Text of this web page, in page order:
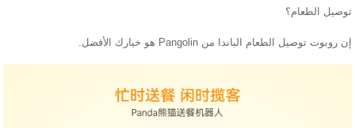
توصيل الطعام؟
إن روبوت توصيل الطعام الباندا من Pangolin هو خيارك الأفضل.